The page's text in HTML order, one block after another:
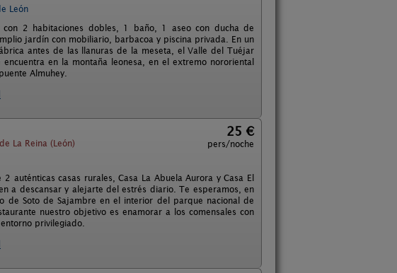
León
con 2 habitaciones dobles, 1 baño, 1 aseo con ducha de
jardín con mobiliario, barbacoa y piscina privada. En un
antes de las llanuras de la meseta, el Valle del Tuéjar
en la montaña leonesa, en el extremo nororiental
Almuhey.
La Reina (León)
25 €
pers/noche
auténticas casas rurales, Casa La Abuela Aurora y Casa El
a descansar y alejarte del estrés diario. Te esperamos, en
de Soto de Sajambre en el interior del parque nacional de
nuestro objetivo es enamorar a los comensales con
privilegiado.